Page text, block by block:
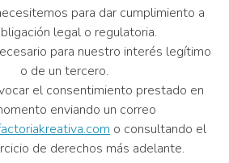
para dar cumplimiento a
legal o regulatoria.
para nuestro interés legítimo
o de un tercero.
el consentimiento prestado en
enviando un correo
o consultando el
de derechos más adelante.